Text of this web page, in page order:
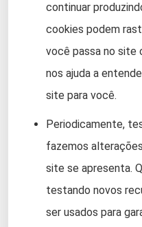
continuar
cookies podem
você passa no site
nos ajuda a
site para você.
Periodicamente,
fazemos
site se apresenta.
testando novos
ser usados ​​para